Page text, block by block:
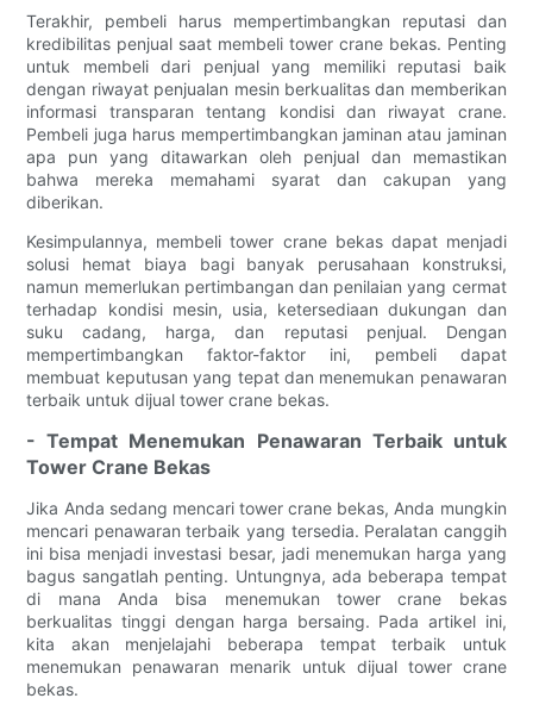
Terakhir, pembeli harus mempertimbangkan reputasi dan
kredibilitas penjual saat membeli tower crane bekas. Penting
untuk membeli dari penjual yang memiliki reputasi baik
dengan riwayat penjualan mesin berkualitas dan memberikan
informasi transparan tentang kondisi dan riwayat crane.
Pembeli juga harus mempertimbangkan jaminan atau jaminan
apa pun yang ditawarkan oleh penjual dan memastikan
bahwa mereka memahami syarat dan cakupan yang
diberikan.
Kesimpulannya, membeli tower crane bekas dapat menjadi
solusi hemat biaya bagi banyak perusahaan konstruksi,
namun memerlukan pertimbangan dan penilaian yang cermat
terhadap kondisi mesin, usia, ketersediaan dukungan dan
suku cadang, harga, dan reputasi penjual. Dengan
mempertimbangkan faktor-faktor ini, pembeli dapat
membuat keputusan yang tepat dan menemukan penawaran
terbaik untuk dijual tower crane bekas.
- Tempat Menemukan Penawaran Terbaik untuk
Tower Crane Bekas
Jika Anda sedang mencari tower crane bekas, Anda mungkin
mencari penawaran terbaik yang tersedia. Peralatan canggih
ini bisa menjadi investasi besar, jadi menemukan harga yang
bagus sangatlah penting. Untungnya, ada beberapa tempat
di mana Anda bisa menemukan tower crane bekas
berkualitas tinggi dengan harga bersaing. Pada artikel ini,
kita akan menjelajahi beberapa tempat terbaik untuk
menemukan penawaran menarik untuk dijual tower crane
bekas.